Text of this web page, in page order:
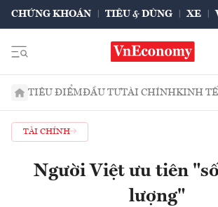
CHỨNG KHOÁN TIÊU & DÙNG XE
TIÊU ĐIỂMĐẦU TƯTÀI CHÍNHKINH TẾ
TÀI CHÍNH
Người Việt ưu tiên
lượng"